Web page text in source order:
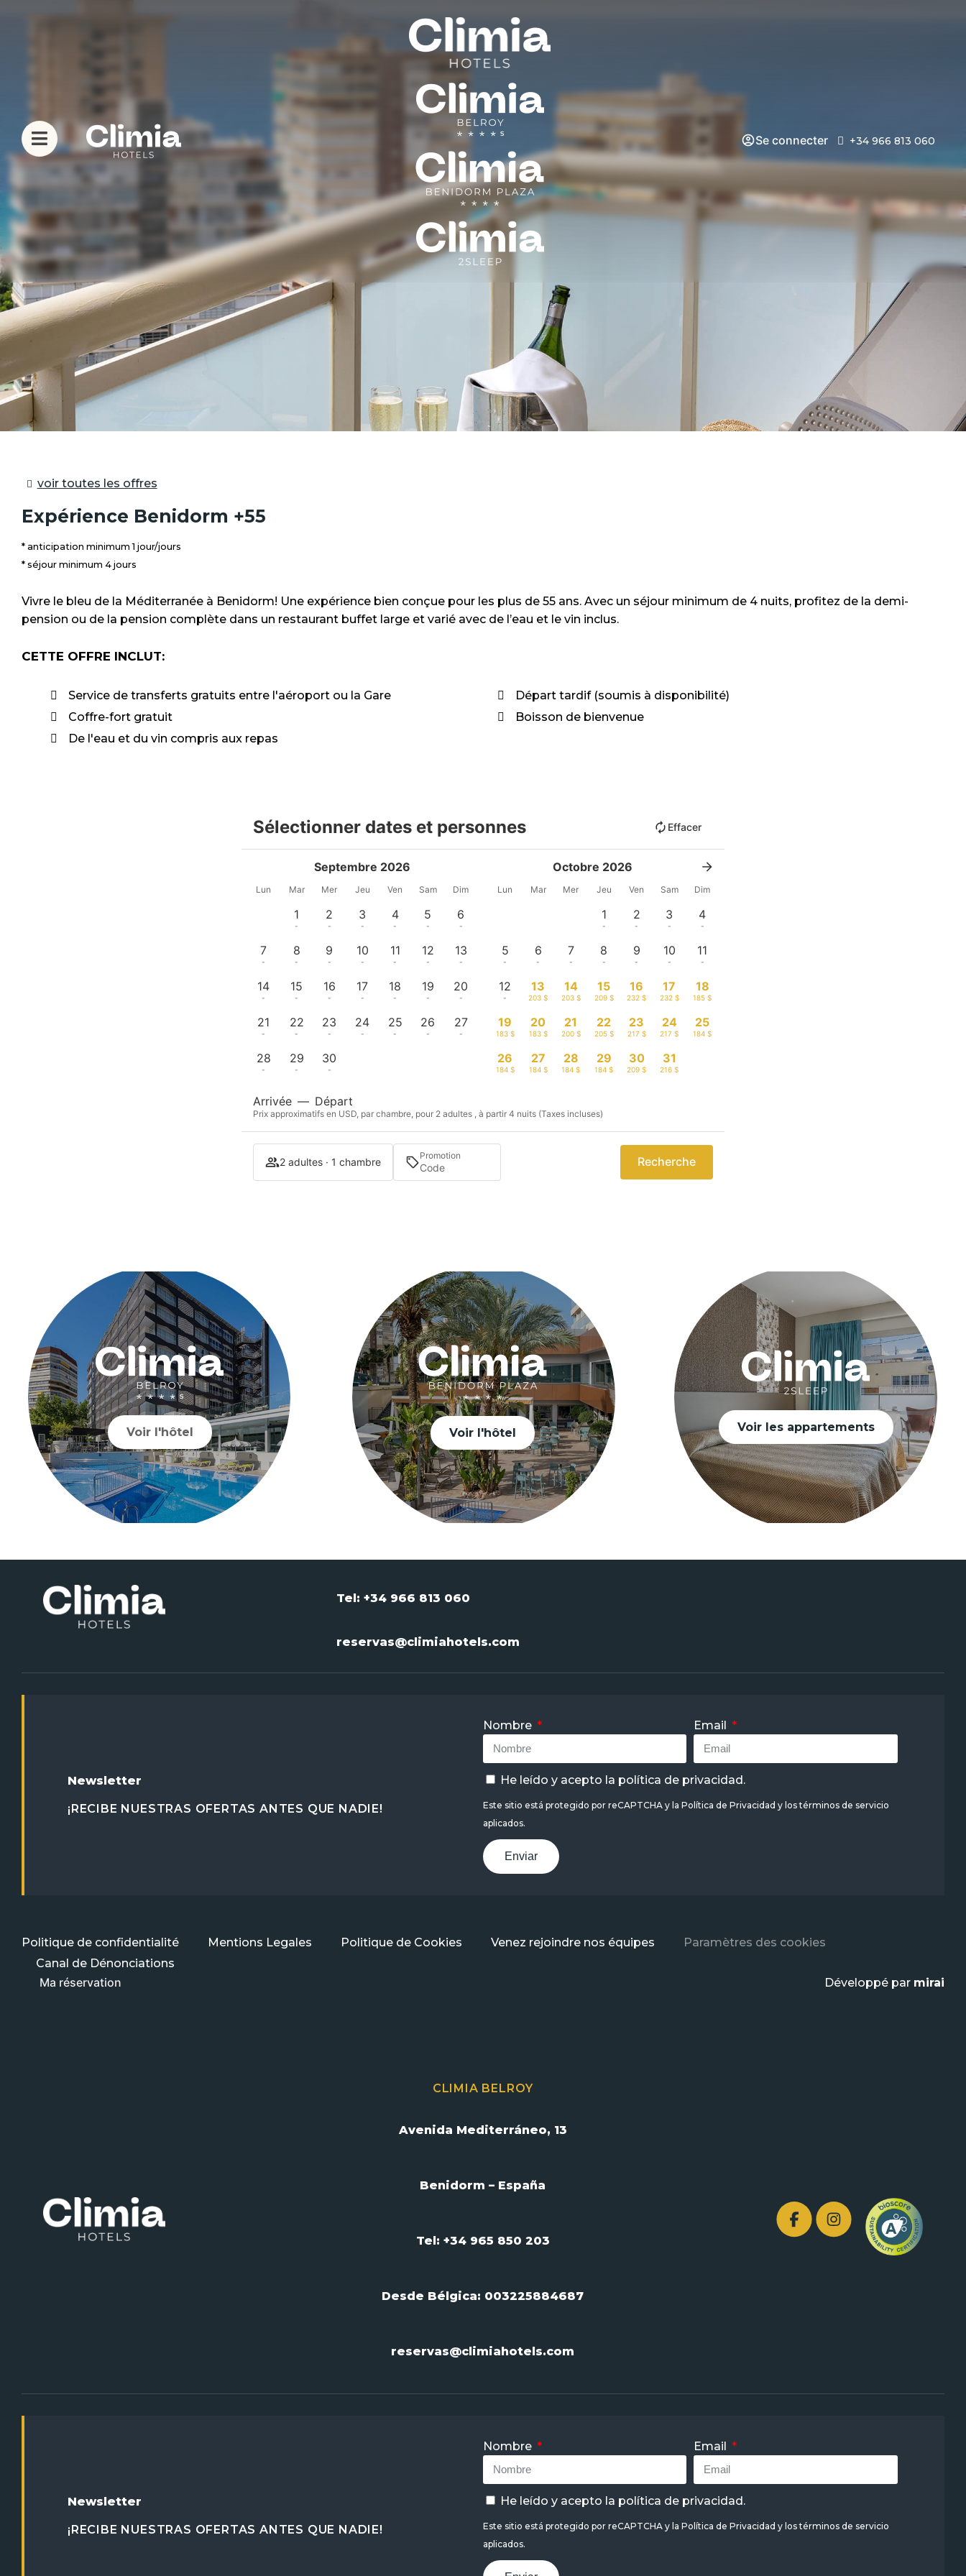
Se connecter +34 966 813 060
voir toutes les offres
Expérience Benidorm +55
anticipation minimum 1 jour/jours
séjour minimum 4 jours
Vivre le bleu de la Méditerranée à Benidorm! Une expérience bien conçue pour les plus de 55 ans. Avec un séjour minimum de 4 nuits, profitez de la demi-
pension ou de la pension complète dans un restaurant buffet large et varié avec de l’eau et le vin inclus.
CETTE OFFRE INCLUT:
Service de transferts gratuits entre l'aéroport ou la Gare
Départ tardif (soumis à disponibilité)
Coffre-fort gratuit
Boisson de bienvenue
De l'eau et du vin compris aux repas
Sélectionner dates et personnes Effacer
Septembre 2026
Lun Mar Mer Jeu Ven Sam Dim
1
-
2
-
3
-
4
-
5
-
6
-
7
-
8
-
9
-
10
-
11
-
12
-
13
-
14
-
15
-
16
-
17
-
18
-
19
-
20
-
21
-
22
-
23
-
24
-
25
-
26
-
27
-
28
-
29
-
30
-
Octobre 2026
Lun Mar Mer Jeu Ven Sam Dim
1
-
2
-
3
-
4
-
5
-
6
-
7
-
8
-
9
-
10
-
11
-
12
-
13
203 $
14
203 $
15
209 $
16
232 $
17
232 $
18
185 $
19
183 $
20
183 $
21
200 $
22
205 $
23
217 $
24
217 $
25
184 $
26
184 $
27
184 $
28
184 $
29
184 $
30
209 $
31
216 $
Arrivée — Départ
Prix approximatifs en USD, par chambre, pour 2 adultes , à partir 4 nuits (Taxes incluses)
2 adultes · 1 chambre Promotion Recherche
Voir l'hôtel Voir l'hôtel Voir les appartements
Tel: +34 966 813 060
reservas@climiahotels.com
Newsletter
¡RECIBE NUESTRAS OFERTAS ANTES QUE NADIE!
Nombre Email
He leído y acepto la política de privacidad.
Este sitio está protegido por reCAPTCHA y la Política de Privacidad y los términos de servicio
aplicados.
Enviar
Politique de confidentialité Mentions Legales Politique de Cookies Venez rejoindre nos équipes
Paramètres des cookies
Canal de Dénonciations
Ma réservation Développé par mirai
CLIMIA BELROY
Avenida Mediterráneo, 13
Benidorm – España
Tel: +34 965 850 203
Desde Bélgica: 003225884687
reservas@climiahotels.com
Newsletter
¡RECIBE NUESTRAS OFERTAS ANTES QUE NADIE!
Nombre Email
He leído y acepto la política de privacidad.
Este sitio está protegido por reCAPTCHA y la Política de Privacidad y los términos de servicio
aplicados.